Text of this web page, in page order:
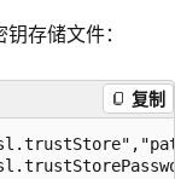
存储文件：
复制